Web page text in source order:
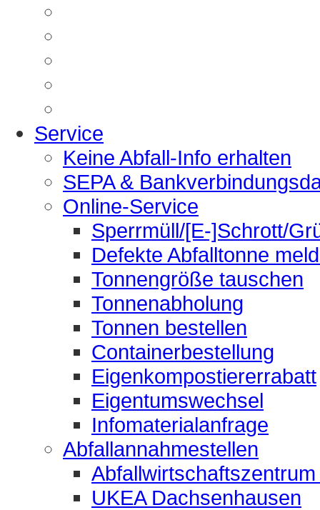
Service
Keine Abfall-Info erhalten
SEPA &
Online-Service
Sperrmüll/[E-]Schrott/
Defekte Abfalltonne
Tonnengröße tauschen
Tonnenabholung
Tonnen bestellen
Containerbestellung
Eigenkompostiererrabatt
Eigentumswechsel
Infomaterialanfrage
Abfallannahmestellen
UKEA Dachsenhausen